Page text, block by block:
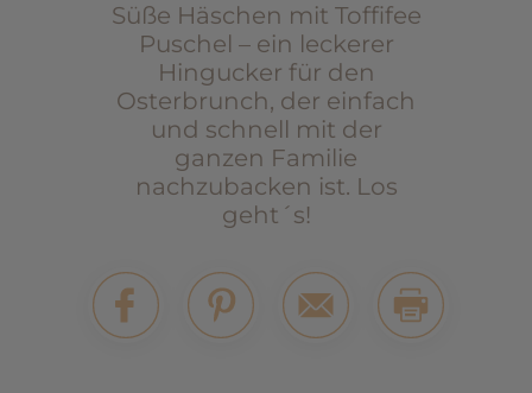
Süße Häschen mit Toffifee
Puschel – ein leckerer
Hingucker für den
Osterbrunch, der einfach
und schnell mit der
ganzen Familie
nachzubacken ist. Los
geht´s!